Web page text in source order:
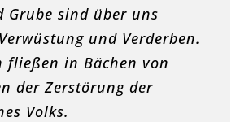
Grube sind über uns
und Verderben.
fließen in Bächen von
der Zerstörung der
Volks.